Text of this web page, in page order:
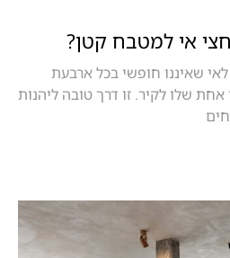
אי למטבח קטן?
שאיננו חופשי בכל ארבעת
שלו לקיר. זו דרך טובה ליהנות